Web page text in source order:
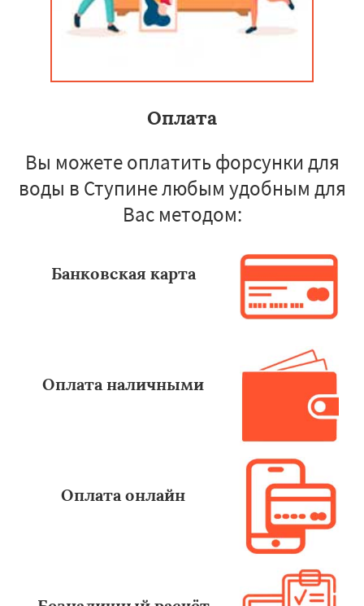
Оплата
Вы можете оплатить форсунки для
воды в Ступине любым удобным для
Вас методом:
Банковская карта
Оплата наличными
Оплата онлайн